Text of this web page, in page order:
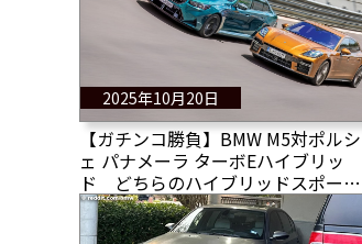
2025年10月20日
【ガチンコ勝負】BMW M5対ポルシ
ェ パナメーラ ターボEハイブリッ
ド どちらのハイブリッドスポーツ
カーがより優れているか？